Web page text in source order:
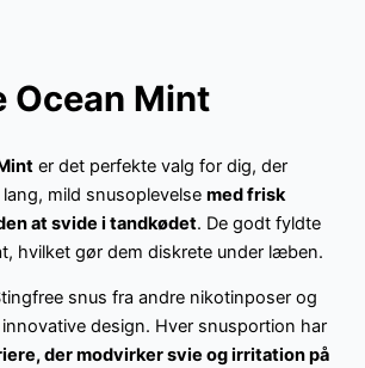
Ocean Mint
er det perfekte valg for dig, der
mild snusoplevelse med frisk
at svide i tandkødet. De godt fyldte
hvilket gør dem diskrete under læben.
snus fra andre nikotinposer og
design. Hver snusportion har
der modvirker svie og irritation på